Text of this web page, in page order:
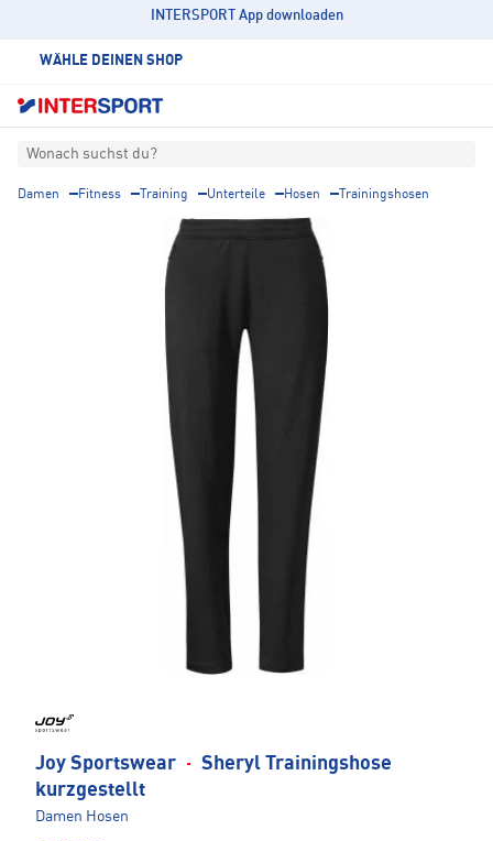
INTERSPORT App downloaden
WÄHLE DEINEN SHOP
Wonach suchst du?
Damen Fitness Training Unterteile Hosen Trainingshosen
Joy Sportswear · Sheryl Trainingshose
kurzgestellt
Damen Hosen